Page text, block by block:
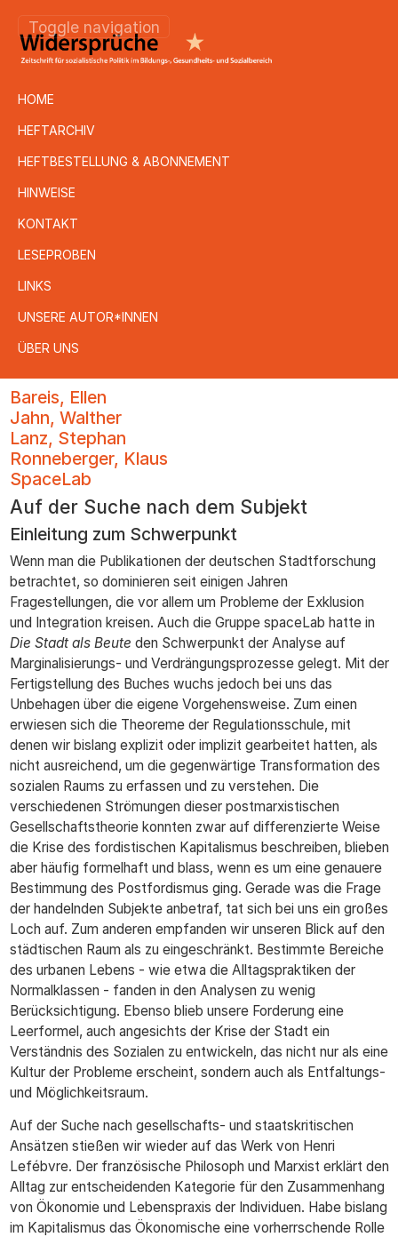
Toggle navigation
HOME
HEFTARCHIV
HEFTBESTELLUNG & ABONNEMENT
HINWEISE
KONTAKT
LESEPROBEN
LINKS
UNSERE AUTOR*INNEN
ÜBER UNS
Direkt
zum
Inhalt
Bareis, Ellen
Jahn, Walther
Lanz, Stephan
Ronneberger, Klaus
SpaceLab
Auf der Suche nach dem Subjekt
Einleitung zum Schwerpunkt
Wenn man die Publikationen der deutschen Stadtforschung
betrachtet, so dominieren seit einigen Jahren
Fragestellungen, die vor allem um Probleme der Exklusion
und Integration kreisen. Auch die Gruppe spaceLab hatte in
Die Stadt als Beute den Schwerpunkt der Analyse auf
Marginalisierungs- und Verdrängungsprozesse gelegt. Mit der
Fertigstellung des Buches wuchs jedoch bei uns das
Unbehagen über die eigene Vorgehensweise. Zum einen
erwiesen sich die Theoreme der Regulationsschule, mit
denen wir bislang explizit oder implizit gearbeitet hatten, als
nicht ausreichend, um die gegenwärtige Transformation des
sozialen Raums zu erfassen und zu verstehen. Die
verschiedenen Strömungen dieser postmarxistischen
Gesellschaftstheorie konnten zwar auf differenzierte Weise
die Krise des fordistischen Kapitalismus beschreiben, blieben
aber häufig formelhaft und blass, wenn es um eine genauere
Bestimmung des Postfordismus ging. Gerade was die Frage
der handelnden Subjekte anbetraf, tat sich bei uns ein großes
Loch auf. Zum anderen empfanden wir unseren Blick auf den
städtischen Raum als zu eingeschränkt. Bestimmte Bereiche
des urbanen Lebens - wie etwa die Alltagspraktiken der
Normalklassen - fanden in den Analysen zu wenig
Berücksichtigung. Ebenso blieb unsere Forderung eine
Leerformel, auch angesichts der Krise der Stadt ein
Verständnis des Sozialen zu entwickeln, das nicht nur als eine
Kultur der Probleme erscheint, sondern auch als Entfaltungs-
und Möglichkeitsraum.
Auf der Suche nach gesellschafts- und staatskritischen
Ansätzen stießen wir wieder auf das Werk von Henri
Lefébvre. Der französische Philosoph und Marxist erklärt den
Alltag zur entscheidenden Kategorie für den Zusammenhang
von Ökonomie und Lebenspraxis der Individuen. Habe bislang
im Kapitalismus das Ökonomische eine vorherrschende Rolle